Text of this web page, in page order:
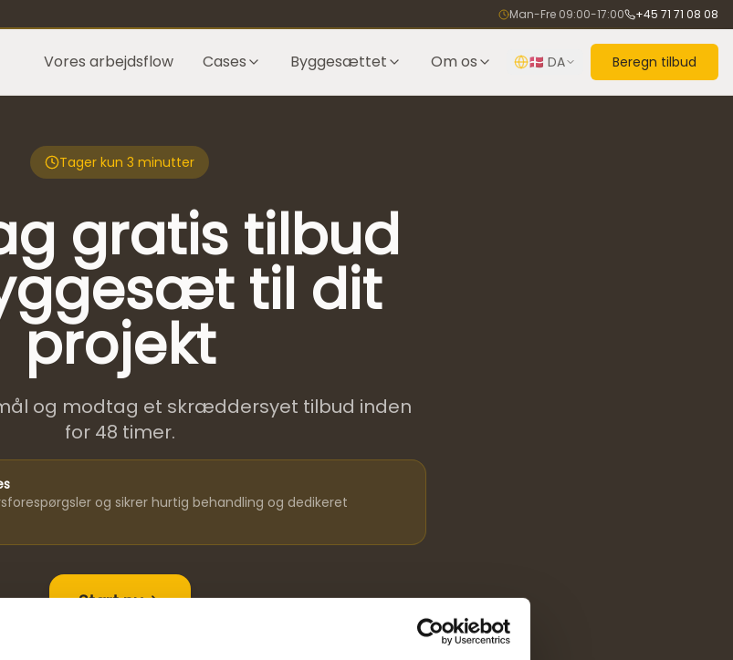
Man-Fre 09:00-17:00 +45 71 71 08 08
Vores arbejdsflow Cases Byggesættet Om os 🇩🇰 DA Beregn tilbud
Tager kun 3 minutter
gratis tilbud
til dit
projekt
og modtag et skræddersyet tilbud inden
for 48 timer.
og sikrer hurtig behandling og dedikeret
Start nu